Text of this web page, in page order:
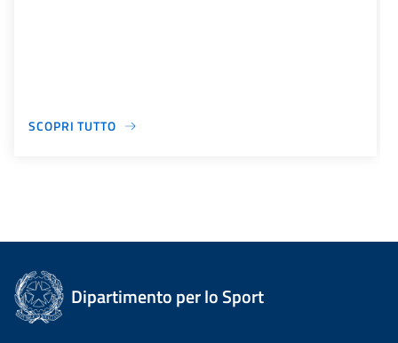
SCOPRI TUTTO
Dipartimento per lo Sport